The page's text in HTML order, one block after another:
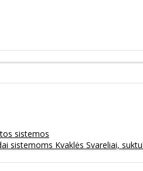
sistemos
sistemoms Kvaklės Svareliai,